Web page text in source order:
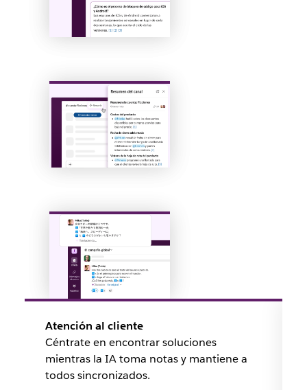
Atención al cliente
Céntrate en encontrar soluciones
mientras la IA toma notas y mantiene a
todos sincronizados.